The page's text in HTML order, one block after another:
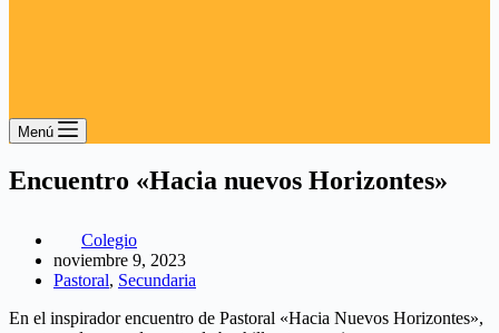
Menú
Encuentro «Hacia nuevos Horizontes»
Colegio
noviembre 9, 2023
Pastoral, Secundaria
En el inspirador encuentro de Pastoral «Hacia Nuevos Horizontes»,